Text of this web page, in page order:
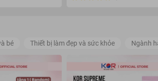
bé Thiết bị làm đẹp và sức khỏe Ngành